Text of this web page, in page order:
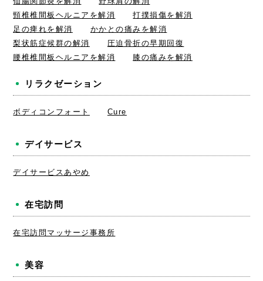
頸椎椎間板ヘルニアを解消
打撲損傷を解消
足の痺れを解消
かかとの痛みを解消
梨状筋症候群の解消
圧迫骨折の早期回復
腰椎椎間板ヘルニアを解消
膝の痛みを解消
リラクゼーション
ボディコンフォート Cure
デイサービス
デイサービスあやめ
在宅訪問
在宅訪問マッサージ事務所
美容